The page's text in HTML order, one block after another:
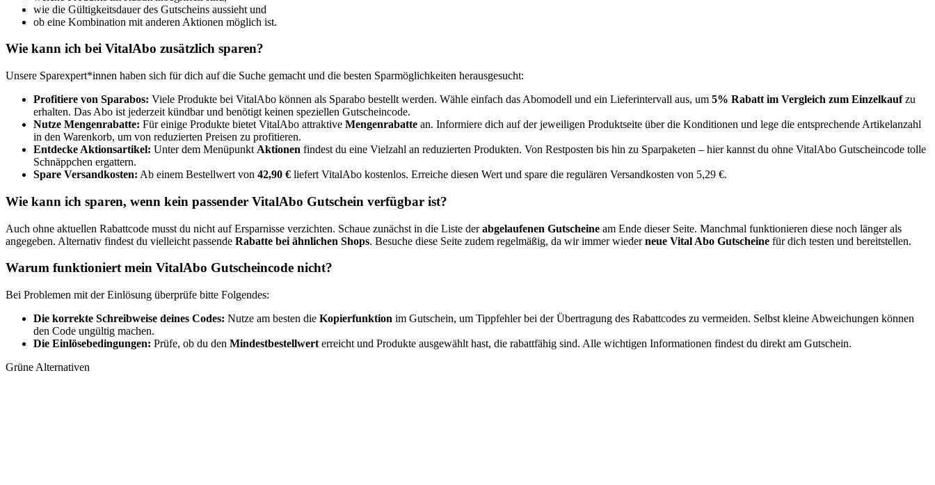
wie die Gültigkeitsdauer des Gutscheins aussieht und
ob eine Kombination mit anderen Aktionen möglich ist.
Wie kann ich bei VitalAbo zusätzlich sparen?
Unsere Sparexpert*innen haben sich für dich auf die Suche gemacht und die besten Sparmöglichkeiten herausgesucht:
Profitiere von Sparabos: Viele Produkte bei VitalAbo können als Sparabo bestellt werden. Wähle einfach das Abomodell und ein Lieferintervall aus, um 5% Rabatt im Vergleich zum Einzelkaufzu
erhalten. Das Abo ist jederzeit kündbar und benötigt keinen speziellen Gutscheincode.
Nutze Mengenrabatte: Für einige Produkte bietet VitalAbo attraktive Mengenrabatte an. Informiere dich auf der jeweiligen Produktseite über die Konditionen und lege die entsprechende Artikelanzahl
in den Warenkorb, um von reduzierten Preisen zu profitieren.
Entdecke Aktionsartikel: Unter dem Menüpunkt Aktionen findest du eine Vielzahl an reduzierten Produkten. Von Restposten bis hin zu Sparpaketen – hier kannst du ohne VitalAbo Gutscheincode tolle
Schnäppchen ergattern.
Spare Versandkosten: Ab einem Bestellwert von 42,90 € liefert VitalAbo kostenlos. Erreiche diesen Wert und spare die regulären Versandkosten von 5,29 €.
Wie kann ich sparen, wenn kein passender VitalAbo Gutschein verfügbar ist?
Auch ohne aktuellen Rabattcode musst du nicht auf Ersparnisse verzichten. Schaue zunächst in die Liste derabgelaufenen Gutscheine am Ende dieser Seite. Manchmal funktionieren diese noch länger als
angegeben. Alternativ findest du vielleicht passende Rabatte bei ähnlichen Shops. Besuche diese Seite zudem regelmäßig, da wir immer wiederneue Vital Abo Gutscheine für dich testen und bereitstellen.
Warum funktioniert mein VitalAbo Gutscheincode nicht?
Bei Problemen mit der Einlösung überprüfe bitte Folgendes:
Die korrekte Schreibweise deines Codes: Nutze am besten die Kopierfunktion im Gutschein, um Tippfehler bei der Übertragung des Rabattcodes zu vermeiden. Selbst kleine Abweichungen können
den Code ungültig machen.
Die Einlösebedingungen: Prüfe, ob du den Mindestbestellwert erreicht und Produkte ausgewählt hast, die rabattfähig sind. Alle wichtigen Informationen findest du direkt am Gutschein.
Grüne Alternativen